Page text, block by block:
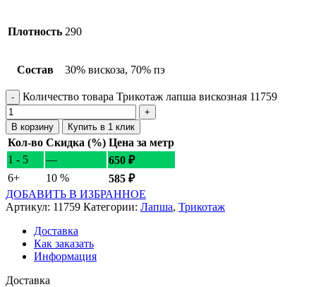
Плотность 290
Состав 30% вискоза, 70% пэ
Количество товара Трикотаж лапша вискозная 11759
В корзину Купить в 1 клик
Кол-во Скидка (%) Цена за метр
1 - 5
— 650 ₽
6+
10 % 585 ₽
ДОБАВИТЬ В ИЗБРАННОЕ
Артикул: 11759 Категории: Лапша, Трикотаж
Доставка
Как заказать
Информация
Доставка